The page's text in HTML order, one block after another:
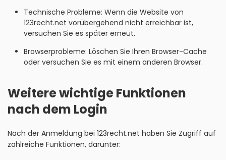
Technische Probleme: Wenn die Website von
123recht.net vorübergehend nicht erreichbar ist,
versuchen Sie es später erneut.
Browserprobleme: Löschen Sie Ihren Browser-Cache
oder versuchen Sie es mit einem anderen Browser.
Weitere wichtige Funktionen
nach dem Login
Nach der Anmeldung bei 123recht.net haben Sie Zugriff auf
zahlreiche Funktionen, darunter: